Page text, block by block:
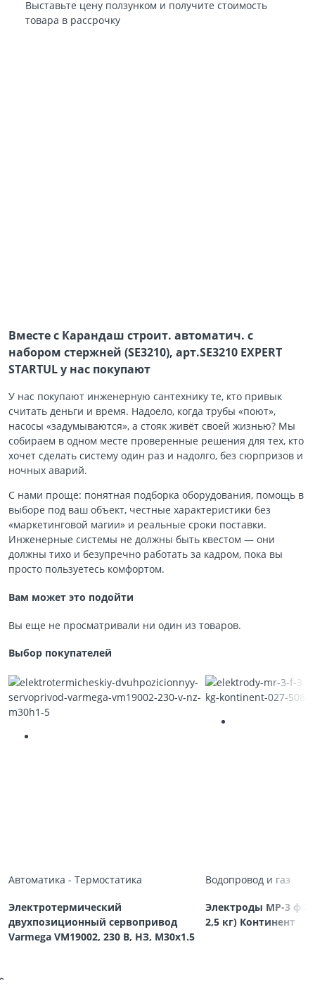
Выставьте цену ползунком и получите стоимость
товара в рассрочку
Вместе с Карандаш строит. автоматич. с
набором стержней (SE3210), арт.SE3210 EXPERT
STARTUL у нас покупают
У нас покупают инженерную сантехнику те, кто привык
считать деньги и время. Надоело, когда трубы «поют»,
насосы «задумываются», а стояк живёт своей жизнью? Мы
собираем в одном месте проверенные решения для тех, кто
хочет сделать систему один раз и надолго, без сюрпризов и
ночных аварий.
С нами проще: понятная подборка оборудования, помощь в
выборе под ваш объект, честные характеристики без
«маркетинговой магии» и реальные сроки поставки.
Инженерные системы не должны быть квестом — они
должны тихо и безупречно работать за кадром, пока вы
просто пользуетесь комфортом.
Вам может это подойти
Вы еще не просматривали ни один из товаров.
Выбор покупателей
Автоматика - Термостатика
Электротермический
двухпозиционный сервопривод
Varmega VM19002, 230 В, НЗ, M30х1.5
Водопровод и газ
Электроды МР-3 ф
2,5 кг) Континент